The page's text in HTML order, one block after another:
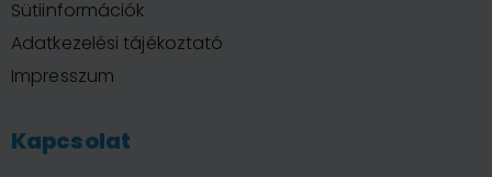
Sütiinformációk
Adatkezelési tájékoztató
Impresszum
Kapcsolat